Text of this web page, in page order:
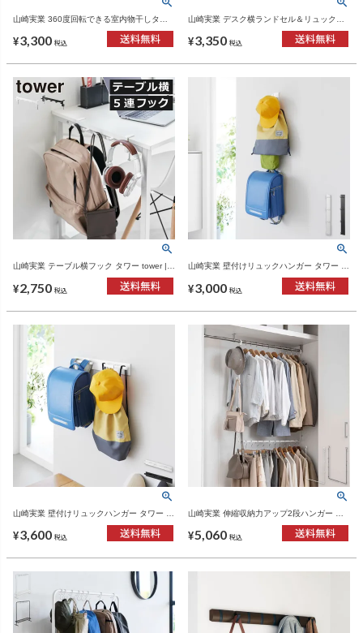
山崎実業 360度回転できる室内物干しタオ
ーシリーズ
¥3,300 税込
山崎実業 デスク横ランドセル＆リュックハ
ーシリーズ
¥3,350 税込
山崎実業 テーブル横フック タワー tower |
インテリア雑貨・タワーシリーズ
¥2,750 税込
山崎実業 壁付けリュックハンガー タワー 縦
型 tower | インテリア雑貨・タワーシリーズ
¥3,000 税込
山崎実業 壁付けリュックハンガー タワー 横
¥3,600 税込
山崎実業 伸縮収納力アップ2段ハンガー ス
リーズ
¥5,060 税込